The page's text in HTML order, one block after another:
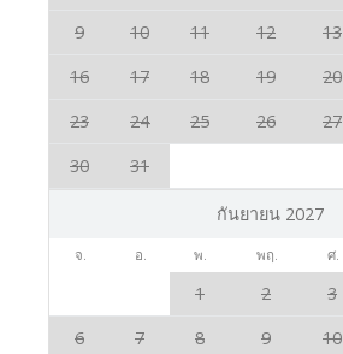
9
10 11 12 13
16
17 18 19 20
23
24 25 26 27
30
31
กันยายน 2027
จ. อ. พ. พฤ. ศ.
1 2 3
6
7 8 9 10